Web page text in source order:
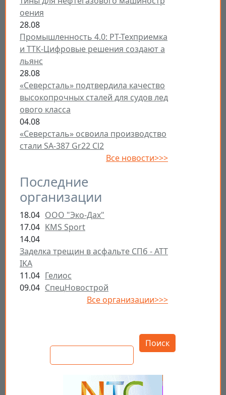
оения
28.08
Промышленность 4.0: РТ-Техприемка
и ТТК-Цифровые решения создают а
льянс
28.08
«Северсталь» подтвердила качество
высокопрочных сталей для судов лед
ового класса
04.08
«Северсталь» освоила производство
стали SA-387 Gr22 Cl2
Все новости>>>
Последние
организации
18.04 ООО "Эко-Дах"
17.04 KMS Sport
14.04
Заделка трещин в асфальте СПб - ATT
IKA
11.04 Гелиос
09.04 СпецНовострой
Все организации>>>